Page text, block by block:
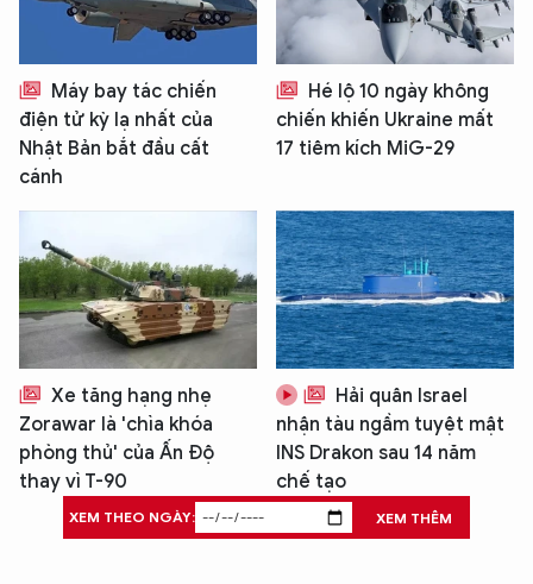
Máy bay tác chiến
điện tử kỳ lạ nhất của
Nhật Bản bắt đầu cất
cánh
Hé lộ 10 ngày không
chiến khiến Ukraine mất
17 tiêm kích MiG-29
Xe tăng hạng nhẹ
Zorawar là 'chìa khóa
phòng thủ' của Ấn Độ
thay vì T-90
Hải quân Israel
nhận tàu ngầm tuyệt mật
INS Drakon sau 14 năm
chế tạo
XEM THEO NGÀY: XEM THÊM